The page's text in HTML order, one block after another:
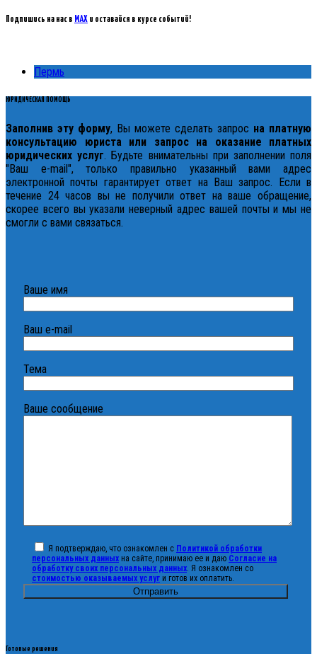
Подпишись на нас в MAX и оставайся в курсе событий!
Пермь
ЮРИДИЧЕСКАЯ ПОМОЩЬ
Заполнив эту форму, Вы можете сделать запрос на платную
консультацию юриста или запрос на оказание платных
юридических услуг. Будьте внимательны при заполнении поля
"Ваш e-mail", только правильно указанный вами адрес
электронной почты гарантирует ответ на Ваш запрос. Если в
течение 24 часов вы не получили ответ на ваше обращение,
скорее всего вы указали неверный адрес вашей почты и мы не
смогли с вами связаться.
Ваше имя
Ваш e-mail
Тема
Ваше сообщение
Я подтверждаю, что ознакомлен с Политикой обработки
персональных данных на сайте, принимаю ее и даю Согласие на
обработку своих персональных данных. Я ознакомлен со
стоимостью оказываемых услуг и готов их оплатить.
Готовые решения